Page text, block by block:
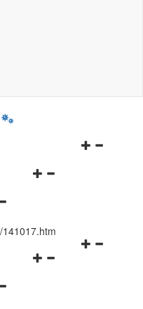
Navigationsmenü
/141017.htm
Navigationsmenü